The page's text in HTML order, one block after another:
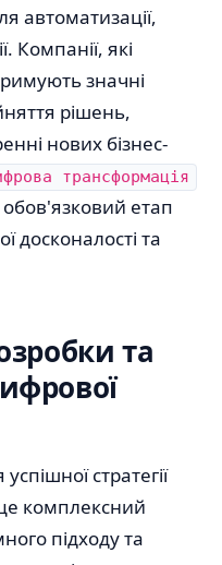
автоматизації,
Компанії, які
значні
рішень,
нових бізнес-
трансформація
обов'язковий етап
досконалості та
та
стратегії
комплексний
підходу та